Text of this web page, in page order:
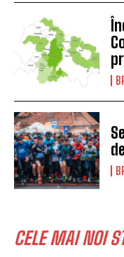
CELE MAI NOI